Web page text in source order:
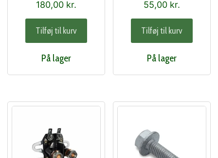
180,00 kr.
Tilføj til kurv
På lager
55,00 kr.
Tilføj til kurv
På lager